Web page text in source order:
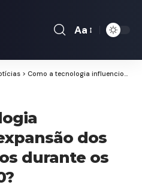
Font
Aa
> Como a tecnologia influenciou a expansão dos bancos privados durante os anos 90 e 2000?
dos
durante os